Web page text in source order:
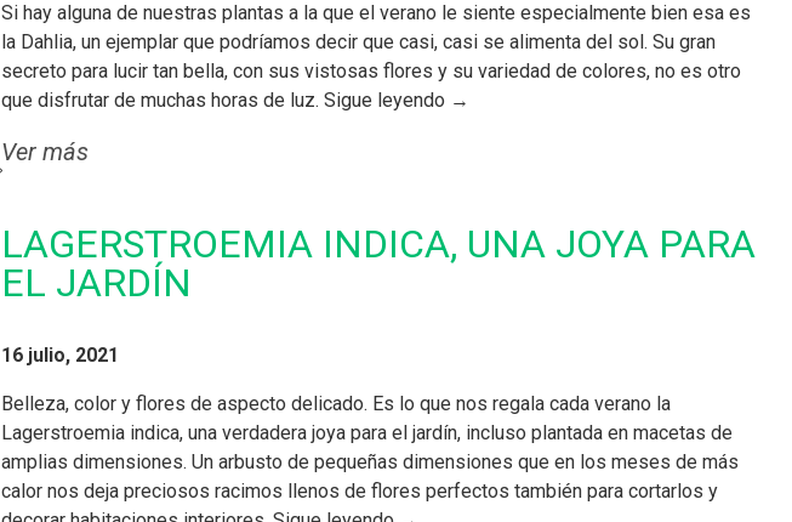
Si hay alguna de nuestras plantas a la que el verano le siente especialmente bien esa es
la Dahlia, un ejemplar que podríamos decir que casi, casi se alimenta del sol. Su gran
secreto para lucir tan bella, con sus vistosas flores y su variedad de colores, no es otro
que disfrutar de muchas horas de luz. Sigue leyendo →
Ver más
LAGERSTROEMIA INDICA, UNA JOYA PARA
EL JARDÍN
16 julio, 2021
Belleza, color y flores de aspecto delicado. Es lo que nos regala cada verano la
Lagerstroemia indica, una verdadera joya para el jardín, incluso plantada en macetas de
amplias dimensiones. Un arbusto de pequeñas dimensiones que en los meses de más
calor nos deja preciosos racimos llenos de flores perfectos también para cortarlos y